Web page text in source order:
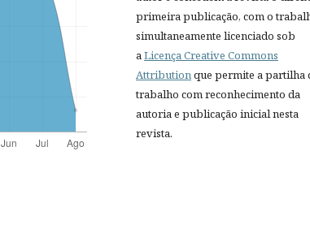
primeira publicação, com o
simultaneamente licenciado sob
aLicença Creative Commons
Attributionque permite a partilha
trabalho com reconhecimento da
autoria e publicação inicial nesta
revista.